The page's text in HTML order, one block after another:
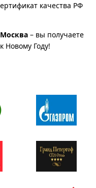
качества РФ
– вы получаете
Новому Году!